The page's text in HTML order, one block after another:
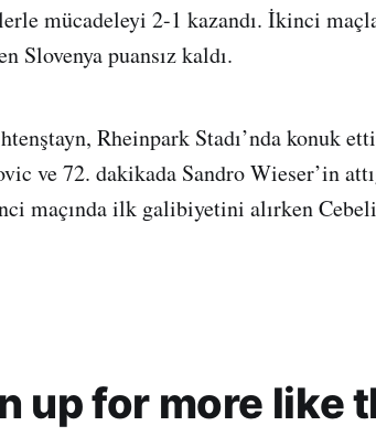
mücadeleyi 2-1 kazandı. İkinci
Slovenya puansız kaldı.
Rheinpark Stadı’nda konuk
ve 72. dakikada Sandro Wieser’in
maçında ilk galibiyetini alırken
up for more like